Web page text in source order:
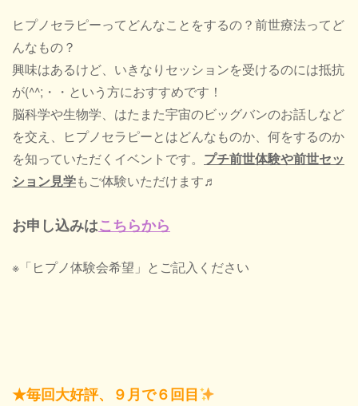
ヒプノセラピーってどんなことをするの？前世療法ってど
んなもの？
興味はあるけど、いきなりセッションを受けるのには抵抗
が(^^;・・という方におすすめです！
脳科学や生物学、はたまた宇宙のビッグバンのお話しなど
を交え、ヒプノセラピーとはどんなものか、何をするのか
を知っていただくイベントです。 プチ前世体験や前世セッ
ション見学もご体験いただけます♬
お申し込みはこちらから
※「ヒプノ体験会希望」とご記入ください
★毎回大好評、９月で６回目